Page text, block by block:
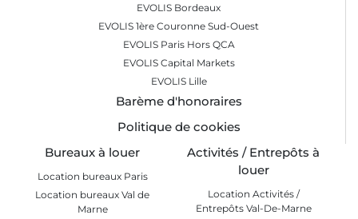
EVOLIS Bordeaux
EVOLIS 1ère Couronne Sud-Ouest
EVOLIS Paris Hors QCA
EVOLIS Capital Markets
EVOLIS Lille
Barème d'honoraires
Politique de cookies
Bureaux à louer
Location bureaux Paris
Location bureaux Val de
Marne
Activités / Entrepôts à
louer
Location Activités /
Entrepôts Val-De-Marne